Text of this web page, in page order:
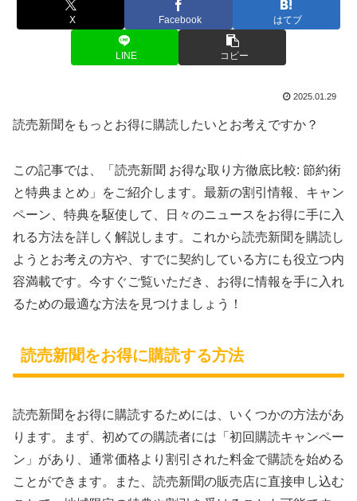
X Facebook はてブ
LINE コピー
2025.01.29
読売新聞をもっとお得に購読したいとお考えですか？
この記事では、「読売新聞 お得な取り方徹底比較: 節約術
と特典まとめ」をご紹介します。最新の割引情報、キャン
ペーン、特典を駆使して、日々のニュースをお得に手に入
れる方法を詳しく解説します。これから読売新聞を購読し
ようとお考えの方や、すでに契約している方にも役立つ内
容満載です。今すぐご覧いただき、お得に情報を手に入れ
るための最適な方法を見つけましょう！
読売新聞をお得に購読する方法
読売新聞をお得に購読するためには、いくつかの方法があ
ります。まず、初めての購読者には「初回購読キャンペー
ン」があり、通常価格より割引された料金で購読を始める
ことができます。また、読売新聞の販売店に直接申し込む